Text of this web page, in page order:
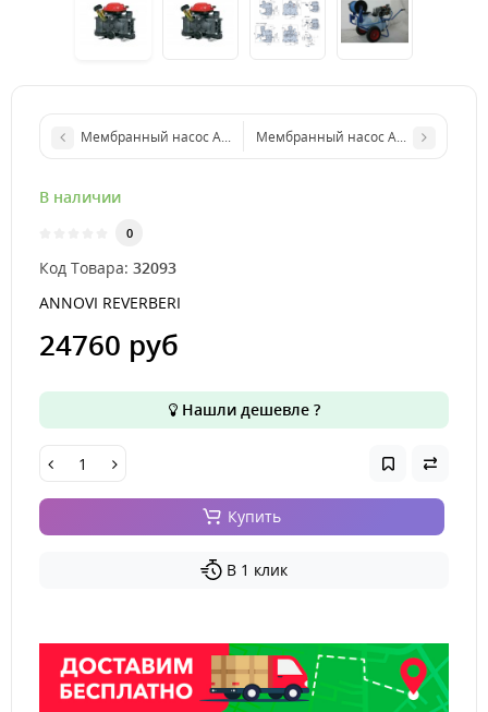
Мембранный насос AR 1053 AP C/C BlueFlex™ арт. 32112
Мембранный насос AR 503 AP C/SP
В наличии
0
Код Товара: 32093
ANNOVI REVERBERI
24760 руб
Нашли дешевле ?
Купить
В 1 клик